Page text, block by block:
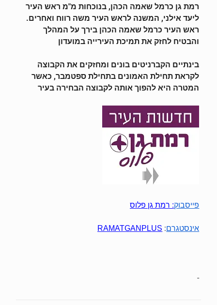
רמת גן כרמל שאמה הכהן, בנוכחות מ"מ ראש העיר
ליעד אילני, המשנה לראש העיר משה רווח ואחרים.
ראש העיר כרמל שאמה הכהן בירך על המהלך
והבטיח לחזק את תמיכת העירייה במועדון
בינתיים הקברניטים בונים ומחזקים את הקבוצה
לקראת תחילת האמונים בתחילת ספטמבר, כאשר
המטרה היא להפוך אותה לקבוצה הבחירה בעיר
פייסבוק: רמת גן פלוס
אינסטגרם:
RAMATGANPLUS